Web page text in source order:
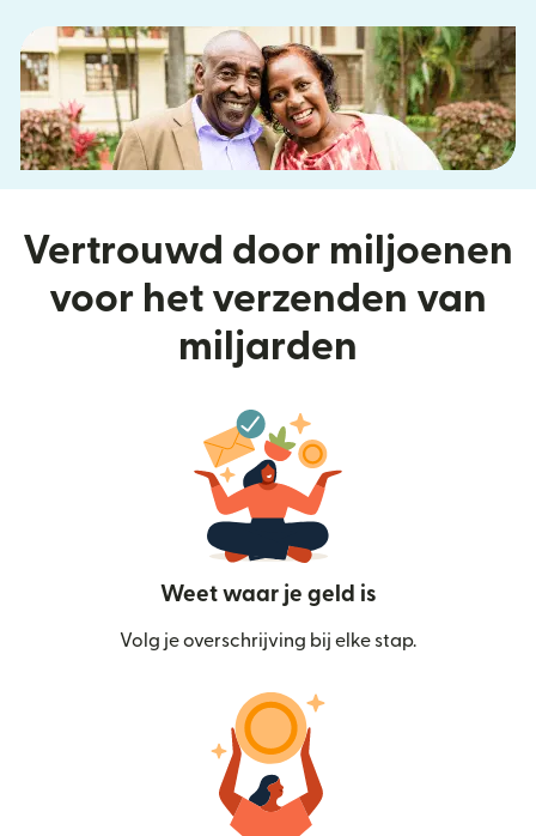
Vertrouwd door miljoenen
voor het verzenden van
miljarden
Weet waar je geld is
Volg je overschrijving bij elke stap.